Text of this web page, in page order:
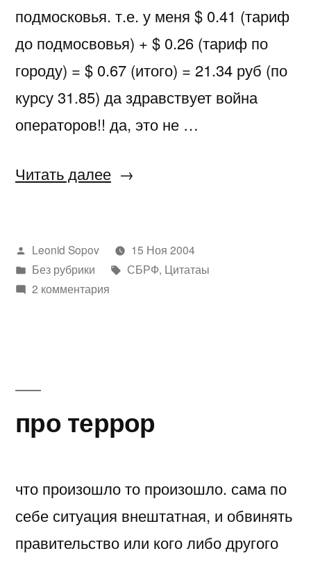
подмосковья. т.е. у меня $ 0.41 (тариф
до подмосвовья) + $ 0.26 (тариф по
городу) = $ 0.67 (итого) = 21.34 руб (по
курсу 31.85) да здравствует война
операторов!! да, это не …
Читать далее«Мегафон
Написано
автором
Leonid Sopov
15 Ноя 2004
Написано
в
Без рубрики Метки:
СБРФ, Цитатаы
2 комментария
про террор
что произошло то произошло. сама по
себе ситуация внештатная, и обвинять
правительство или кого либо другого